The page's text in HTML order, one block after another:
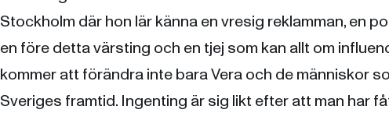
Stockholm där hon lär känna en vresig reklamman, en
en före detta värsting och en tjej som kan allt om
kommer att förändra inte bara Vera och de människor
Sveriges framtid. Ingenting är sig likt efter att man har